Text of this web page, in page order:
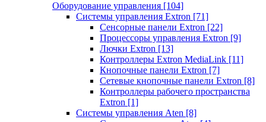
Оборудование управления [104]
Системы управления Extron [71]
Сенсорные панели Extron [22]
Процессоры управления Extron [9]
Лючки Extron [13]
Контроллеры Extron MediaLink [11]
Кнопочные панели Extron [7]
Сетевые кнопочные панели Extron [8]
Контроллеры рабочего пространства
Extron [1]
Системы управления Aten [8]